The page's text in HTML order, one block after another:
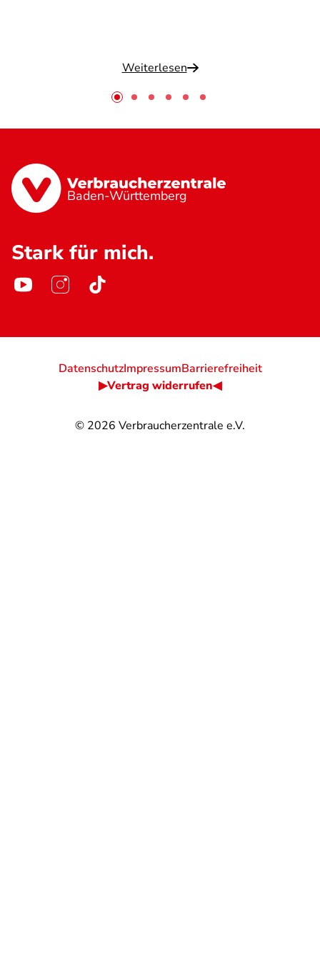
Weiterlesen
Baden-Württemberg
Stark für mich.
© 2026 Verbraucherzentrale e.V.
DatenschutzImpressumBarrierefreiheit
▶Vertrag widerrufen◀